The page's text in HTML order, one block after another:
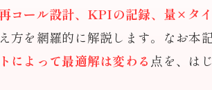
コール設計、KPIの記録、量×タ
方を網羅的に解説します。なお本
によって最適解は変わる 点を、は